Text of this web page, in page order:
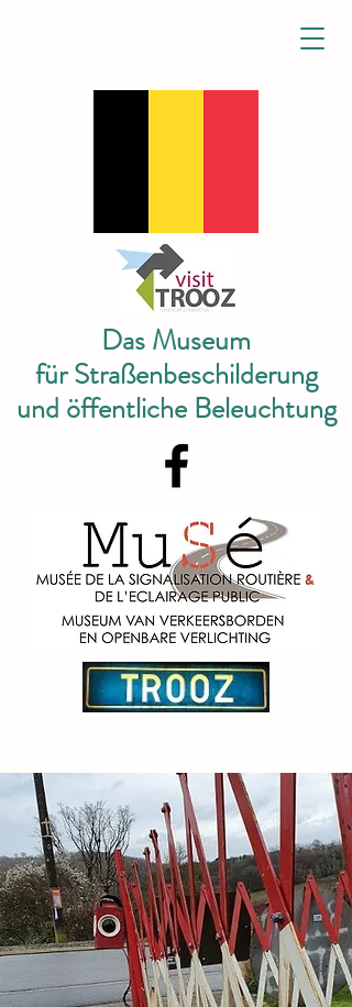
Das Museum
für Straßenbeschilderung
und öffentliche Beleuchtung